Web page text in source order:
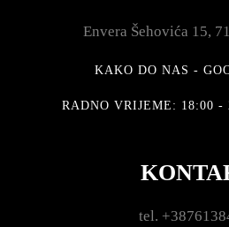
Envera Šehovića 15,
KAKO DO NAS -
RADNO VRIJEME: 18:00 -
tel.